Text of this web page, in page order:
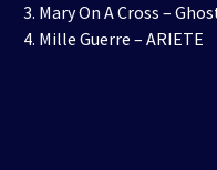
Mary On A Cross –
Mille Guerre – ARIETE